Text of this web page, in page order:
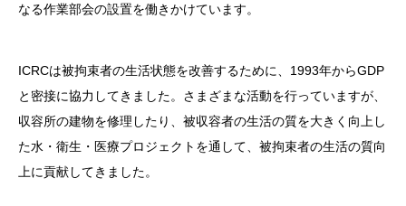
なる作業部会の設置を働きかけています。
ICRCは被拘束者の生活状態を改善するために、1993年からGDP
と密接に協力してきました。さまざまな活動を行っていますが、
収容所の建物を修理したり、被収容者の生活の質を大きく向上し
た水・衛生・医療プロジェクトを通して、被拘束者の生活の質向
上に貢献してきました。